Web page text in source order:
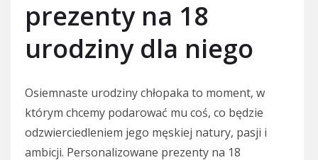
prezenty na 18
urodziny dla niego
Osiemnaste urodziny chłopaka to moment, w
którym chcemy podarować mu coś, co będzie
odzwierciedleniem jego męskiej natury, pasji i
ambicji. Personalizowane prezenty na 18